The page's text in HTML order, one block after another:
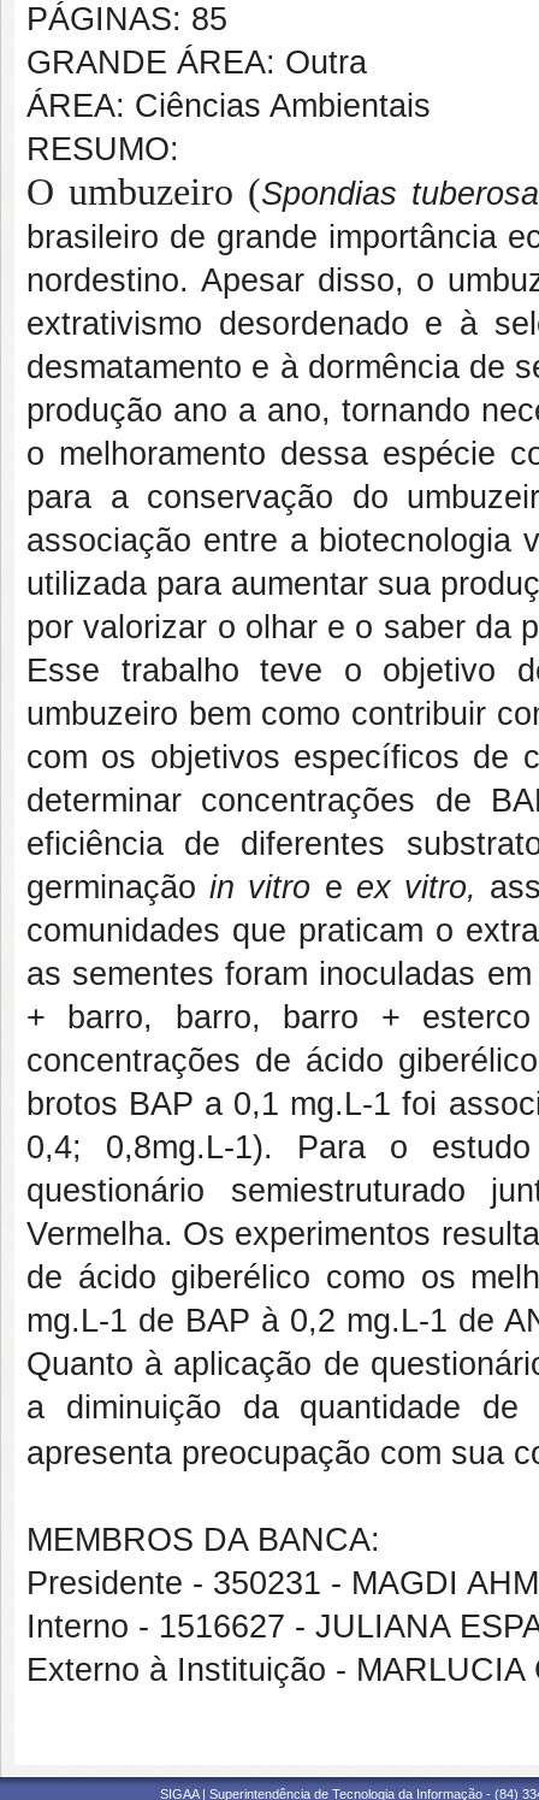
PÁGINAS: 85
GRANDE ÁREA: Outra
ÁREA: Ciências Ambientais
RESUMO:
O umbuzeiro (Spondias
brasileiro de grande importância
nordestino. Apesar disso, o
extrativismo desordenado e à
desmatamento e à dormência de
produção ano a ano, tornando
o melhoramento dessa espécie
para a conservação do
associação entre a biotecnologia
utilizada para aumentar sua
por valorizar o olhar e o saber da
Esse trabalho teve o objetivo
umbuzeiro bem como contribuir
com os objetivos específicos de
determinar concentrações de
eficiência de diferentes
germinaçãoin vitro e ex vitro,
comunidades que praticam o
as sementes foram inoculadas
+ barro, barro, barro +
concentrações de ácido
brotos BAP a 0,1 mg.L-1 foi
0,4; 0,8mg.L-1). Para o
questionário semiestruturado
Vermelha. Os experimentos
de ácido giberélico como os
mg.L-1 de BAP à 0,2 mg.L-1 de
Quanto à aplicação de
a diminuição da quantidade
apresenta preocupação com sua
MEMBROS DA BANCA:
Presidente - 350231 - MAGDI
Interno - 1516627 - JULIANA
Externo à Instituição -
SIGAA | Superintendência de Tecnologia da Informação - (84)